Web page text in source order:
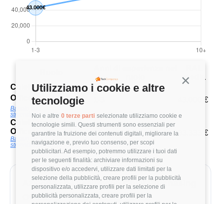
Continua
Utilizziamo i cookie e altre
tecnologie
Noi e altre 0 terze parti selezionate utilizziamo cookie e
tecnologie simili. Questi strumenti sono essenziali per
garantire la fruizione dei contenuti digitali, migliorare la
navigazione e, previo tuo consenso, per scopi
pubblicitari. Ad esempio, potremmo utilizzare i tuoi dati
per le seguenti finalità: archiviare informazioni su
dispositivo e/o accedervi, utilizzare dati limitati per la
selezione della pubblicità, creare profili per la pubblicità
personalizzata, utilizzare profili per la selezione di
pubblicità personalizzata, creare profili per la
media
Chief Purchasing
Officer
Basato su 1
stipendio/valutazione
43.000 €
Chief Purchasing
Officer
Basato su 3
stipendi/valutazioni
10+ 83.333 €
Aziende che assumono Chief Purchasing
Officer